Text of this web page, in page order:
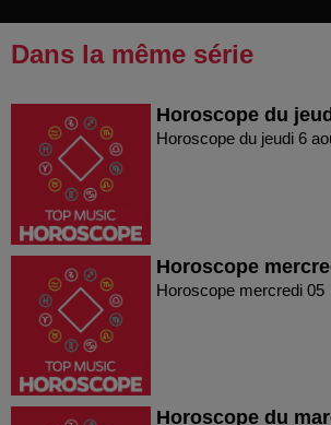
Dans la même série
Horoscope du
Horoscope du jeudi 6
Horoscope
Horoscope mercredi 05
Horoscope du